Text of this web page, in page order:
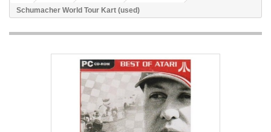
Schumacher World Tour Kart (used)